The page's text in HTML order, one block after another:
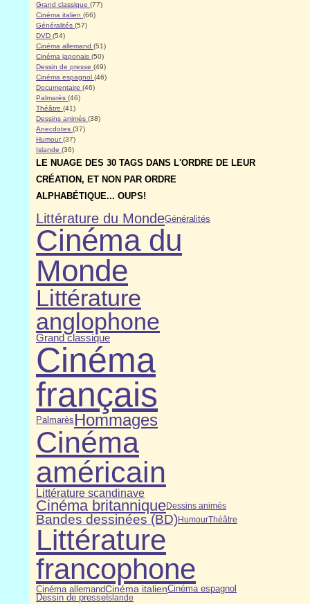
Grand classique (77)
Cinéma italien (66)
Généralités (57)
DVD (54)
Cinéma allemand (51)
Cinéma japonais (50)
Dessin de presse (49)
Cinéma espagnol (46)
Documentaire (46)
Palmarès (46)
Théâtre (41)
Dessins animés (38)
Anecdotes (37)
Humour(37)
Islande (36)
LE NUAGE DES 30 TAGS DANS L'ORDRE DE LEUR
CRÉATION, ET NON PAR ORDRE
ALPHABÉTIQUE... OUPS!
Littérature du MondeGénéralités
Cinéma du
Monde
Littérature
anglophone
Grand classique
Cinéma
français
Palmarès Hommages
Cinéma
américain
Littérature scandinave
Cinéma britanniqueDessins animés
Bandes dessinées (BD)HumourThéâtre
Littérature
francophone
Cinéma allemandCinéma italienCinéma espagnol
Dessin de presse Islande